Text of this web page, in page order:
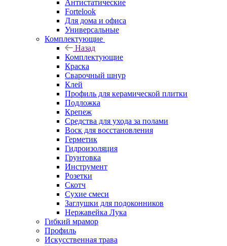
Антистатические
Fortelook
Для дома и офиса
Универсальные
Комплектующие
Назад
Комплектующие
Краска
Сварочный шнур
Клей
Профиль для керамической плитки
Подложка
Крепеж
Средства для ухода за полами
Воск для восстановления
Герметик
Гидроизоляция
Грунтовка
Инструмент
Розетки
Скотч
Сухие смеси
Заглушки для подоконников
Нержавейка Лука
Гибкий мрамор
Профиль
Искусственная трава